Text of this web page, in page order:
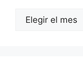
Archivos